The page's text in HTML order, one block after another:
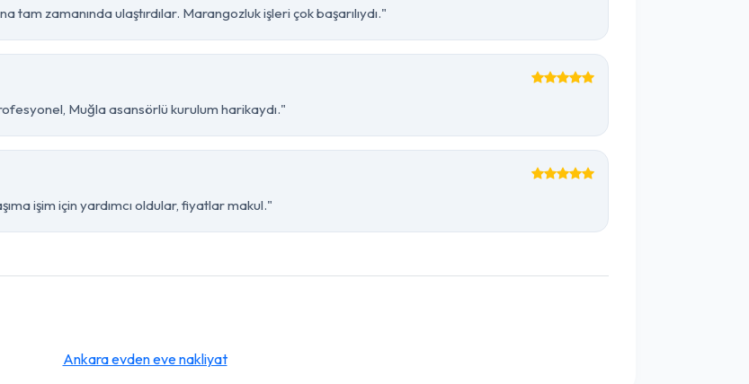
tam zamanında ulaştırdılar. Marangozluk işleri çok başarılıydı."
Muğla asansörlü kurulum harikaydı."
işim için yardımcı oldular, fiyatlar makul."
Ankara evden eve nakliyat